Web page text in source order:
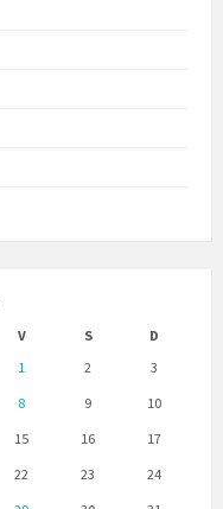
V S
D
1
2
3
8 9
10
15 16
17
22 23
24